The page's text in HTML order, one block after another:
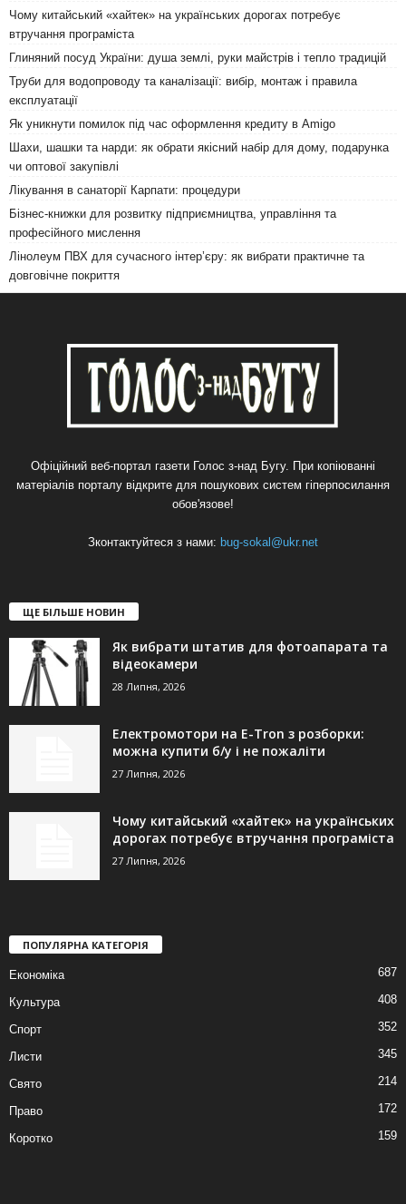
Чому китайський «хайтек» на українських дорогах потребує
втручання програміста
Глиняний посуд України: душа землі, руки майстрів і тепло традицій
Труби для водопроводу та каналізації: вибір, монтаж і правила
експлуатації
Як уникнути помилок під час оформлення кредиту в Amigo
Шахи, шашки та нарди: як обрати якісний набір для дому, подарунка
чи оптової закупівлі
Лікування в санаторії Карпати: процедури
Бізнес-книжки для розвитку підприємництва, управління та
професійного мислення
Лінолеум ПВХ для сучасного інтер’єру: як вибрати практичне та
довговічне покриття
Офіційний веб-портал газети Голос з-над Бугу. При копіюванні
матеріалів порталу відкрите для пошукових систем гіперпосилання
обов'язове!
Зконтактуйтеся з нами: bug-sokal@ukr.net
ЩЕ БІЛЬШЕ НОВИН
Як вибрати штатив для фотоапарата та
відеокамери
28 Липня, 2026
Електромотори на E-Tron з розборки:
можна купити б/у і не пожаліти
27 Липня, 2026
Чому китайський «хайтек» на українських
дорогах потребує втручання програміста
27 Липня, 2026
ПОПУЛЯРНА КАТЕГОРІЯ
Економіка 687
Культура 408
Спорт 352
Листи 345
Свято 214
Право 172
Коротко 159